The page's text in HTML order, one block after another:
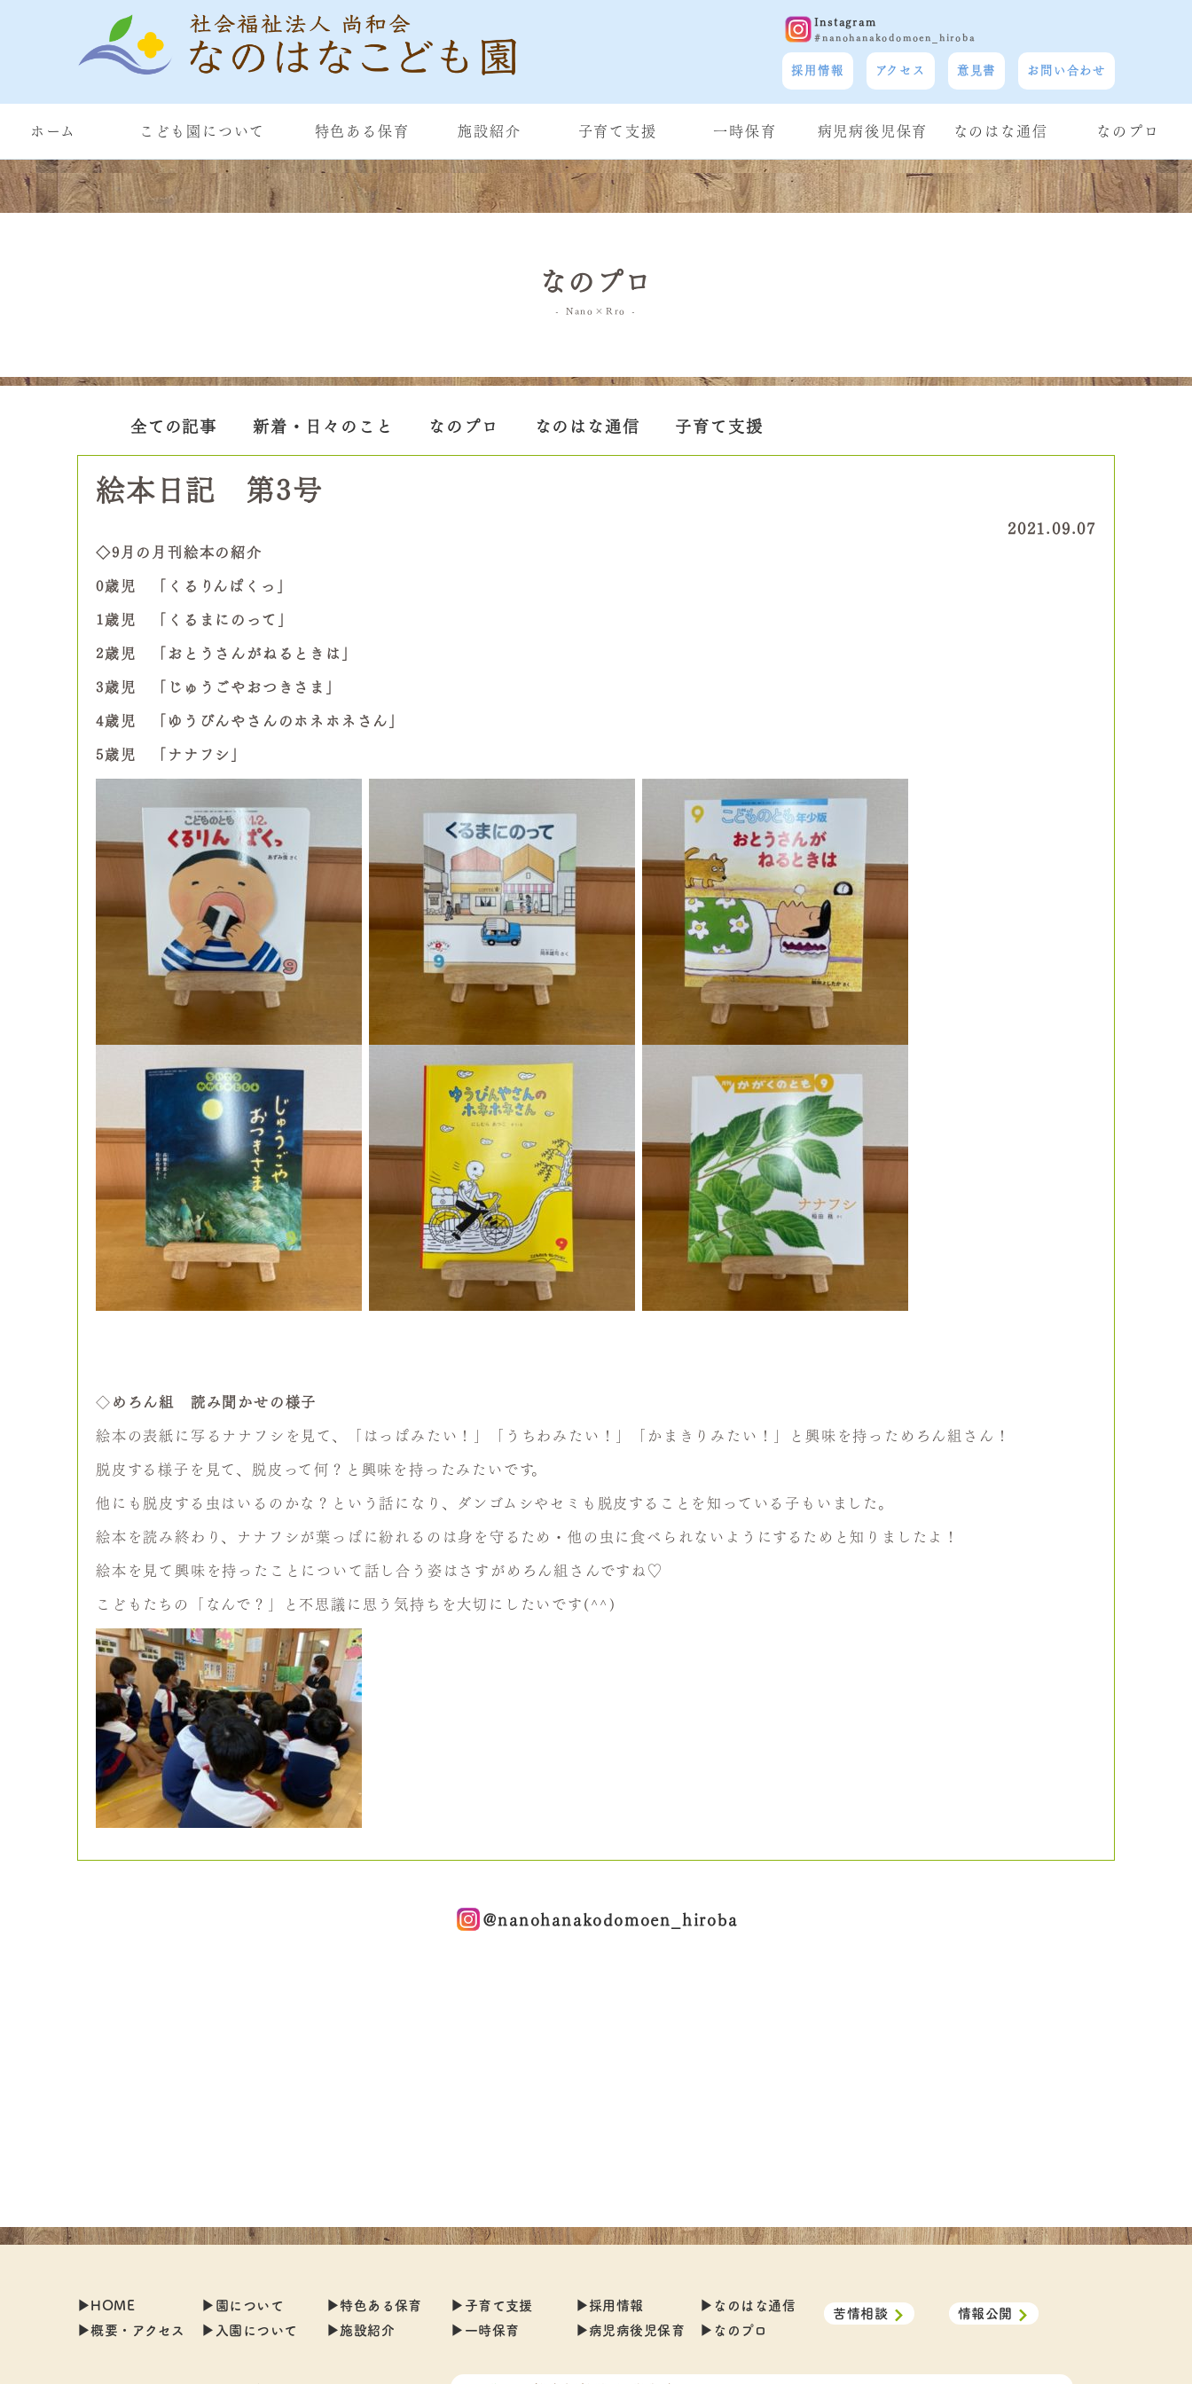
Instagram
#nanohanakodomoen_hiroba
採用情報 アクセス 意見書 お問い合わせ
ホーム こども園について 特色ある保育 施設紹介 子育て支援 一時保育 病児病後児保育 なのはな通信 なのプロ
なのプロ
- Nano×Rro -
全ての記事 新着・日々のこと なのプロ なのはな通信 子育て支援
絵本日記 第3号
2021.09.07
◇9 月の月刊絵本の紹介
0歳児 「くるりんぱくっ」
1 歳児 「くるまにのって」
2歳児 「おとうさんがねるときは」
3歳児 「じゅうごやおつきさま」
4歳児 「ゆうびんやさんのホネホネさん」
5歳児 「ナナフシ」
◇ めろん組 読み聞かせの様子
絵本の表紙に写るナナフシを見て、「はっぱみたい！」「うちわみたい！」「かまきりみたい！」と興味を持っためろん組さん！
脱皮する様子を見て、脱皮って何？と興味を持ったみたいです。
他にも脱皮する虫はいるのかな？という話になり、ダンゴムシやセミも脱皮することを知っている子もいました。
絵本を読み終わり、ナナフシが葉っぱに紛れるのは身を守るため・他の虫に食べられないようにするためと知りましたよ！
絵本を見て興味を持ったことについて話し合う姿はさすがめろん組さんですね♡
こどもたちの「なんで？」と不思議に思う気持ちを大切にしたいです(^^)
@nanohanakodomoen_hiroba
▶︎HOME
▶︎概要・アクセス
▶︎園について
▶︎入園について
▶︎特色ある保育
▶︎施設紹介
▶︎子育て支援
▶︎一時保育
▶︎採用情報
▶︎病児病後児保育
▶︎なのはな通信
▶︎なのプロ
苦情相談 情報公開